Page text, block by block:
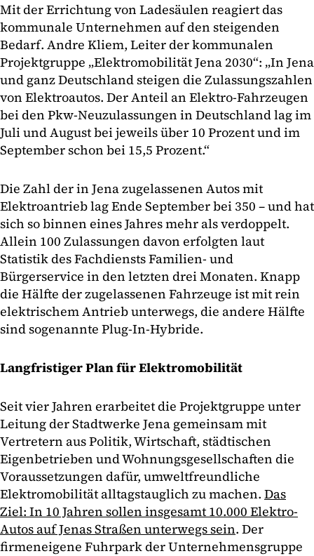
Mit der Errichtung von Ladesäulen reagiert das
kommunale Unternehmen auf den steigenden
Bedarf. Andre Kliem, Leiter der kommunalen
Projektgruppe „Elektromobilität Jena 2030“: „In Jena
und ganz Deutschland steigen die Zulassungszahlen
von Elektroautos. Der Anteil an Elektro-Fahrzeugen
bei den Pkw-Neuzulassungen in Deutschland lag im
Juli und August bei jeweils über 10 Prozent und im
September schon bei 15,5 Prozent.“
Die Zahl der in Jena zugelassenen Autos mit
Elektroantrieb lag Ende September bei 350 – und hat
sich so binnen eines Jahres mehr als verdoppelt.
Allein 100 Zulassungen davon erfolgten laut
Statistik des Fachdiensts Familien- und
Bürgerservice in den letzten drei Monaten. Knapp
die Hälfte der zugelassenen Fahrzeuge ist mit rein
elektrischem Antrieb unterwegs, die andere Hälfte
sind sogenannte Plug-In-Hybride.
Langfristiger Plan für Elektromobilität
Seit vier Jahren erarbeitet die Projektgruppe unter
Leitung der Stadtwerke Jena gemeinsam mit
Vertretern aus Politik, Wirtschaft, städtischen
Eigenbetrieben und Wohnungsgesellschaften die
Voraussetzungen dafür, umweltfreundliche
Elektromobilität alltagstauglich zu machen. Das
Ziel: In 10 Jahren sollen insgesamt 10.000 Elektro-
Autos auf Jenas Straßen unterwegs sein. Der
firmeneigene Fuhrpark der Unternehmensgruppe